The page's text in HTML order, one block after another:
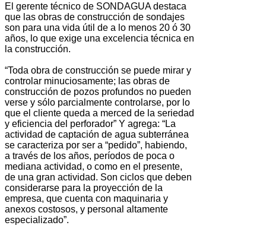
El gerente técnico de SONDAGUA destaca
que las obras de construcción de sondajes
son para una vida útil de a lo menos 20 ó 30
años, lo que exige una excelencia técnica en
la construcción.
“Toda obra de construcción se puede mirar y
controlar minuciosamente; las obras de
construcción de pozos profundos no pueden
verse y sólo parcialmente controlarse, por lo
que el cliente queda a merced de la seriedad
y eficiencia del perforador” Y agrega: “La
actividad de captación de agua subterránea
se caracteriza por ser a “pedido”, habiendo,
a través de los años, períodos de poca o
mediana actividad, o como en el presente,
de una gran actividad. Son ciclos que deben
considerarse para la proyección de la
empresa, que cuenta con maquinaria y
anexos costosos, y personal altamente
especializado”.